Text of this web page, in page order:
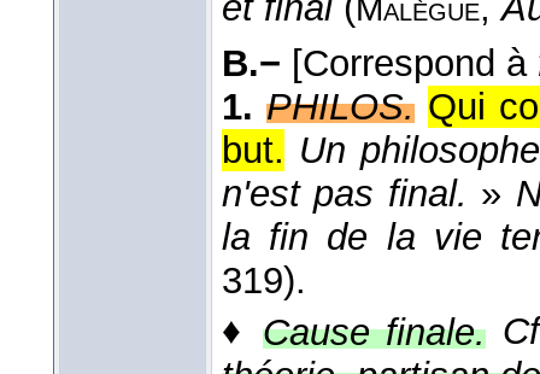
Malègue
B.− [Correspond à
1. PHILOS. Qui
but. Un
n'est pas final. »
la fin de la vie
319).
♦ Cause finale.